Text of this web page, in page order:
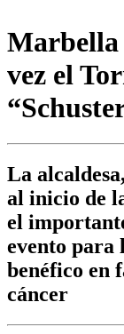
Marbella
vez el
La
al inicio de
el
evento para
benéfico en
cáncer